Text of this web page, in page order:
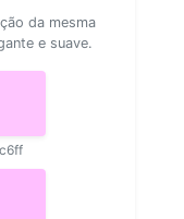
da mesma
e suave.